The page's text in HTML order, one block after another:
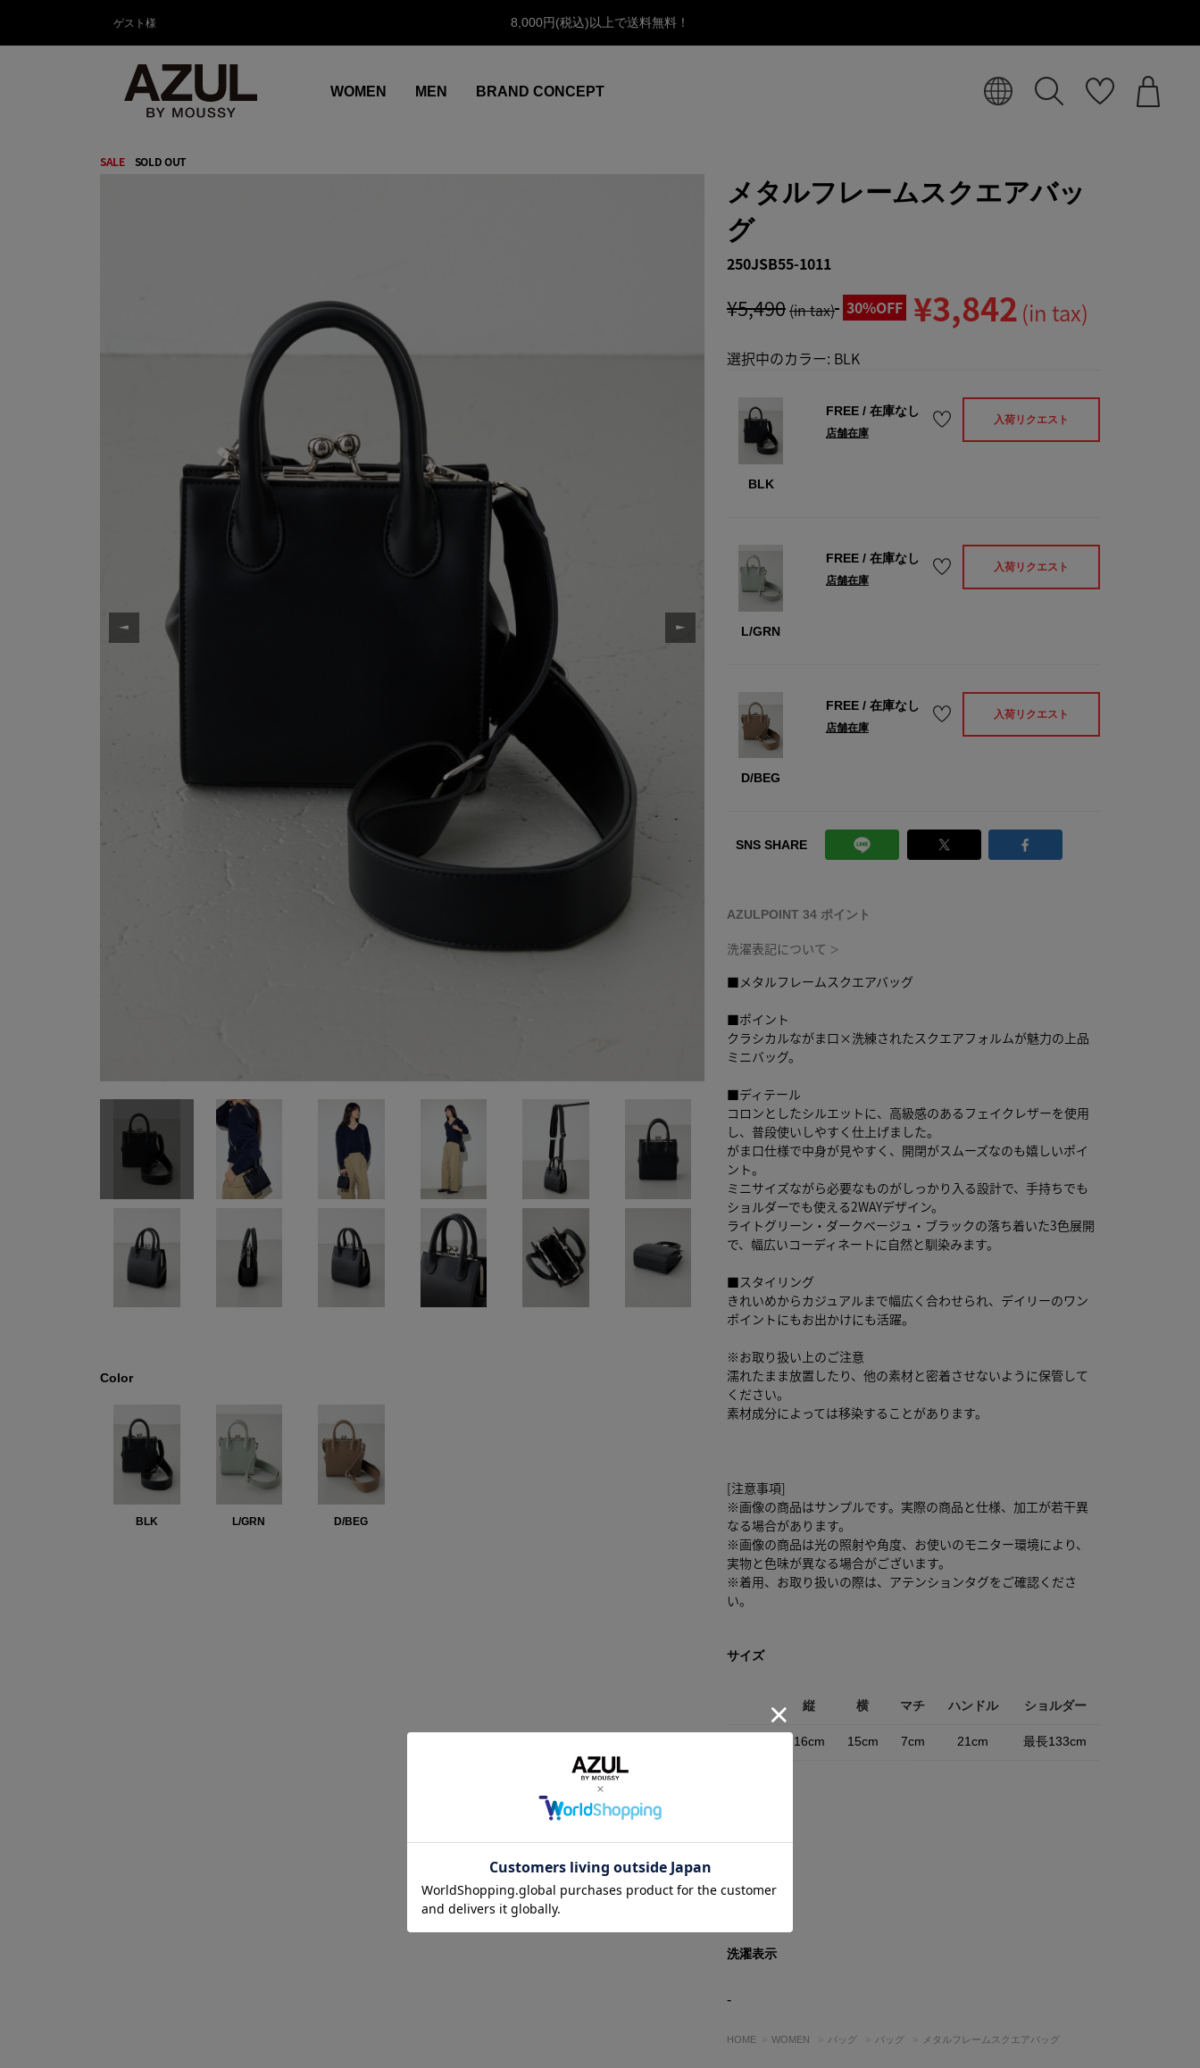
ゲスト様 8,000円(税込)以上で送料無料！
WOMEN MEN BRAND CONCEPT
SALE SOLD OUT
Color
BLK L/GRN D/BEG
メタルフレームスクエアバッ
グ
250JSB55-1011
¥5,490(in tax) 30%OFF ¥3,842 (in tax)
選択中のカラー: BLK
BLK
FREE/ 在庫なし
店舗在庫
入荷リクエスト
L/GRN
FREE/ 在庫なし
店舗在庫
入荷リクエスト
D/BEG
FREE/ 在庫なし
店舗在庫
入荷リクエスト
SNS SHARE
AZULPOINT 34 ポイント
洗濯表記について ＞
■メタルフレームスクエアバッグ
■ポイント
クラシカルながま口×洗練されたスクエアフォルムが魅力の上品
ミニバッグ。
■ディテール
コロンとしたシルエットに、高級感のあるフェイクレザーを使用
し、普段使いしやすく仕上げました。
がま口仕様で中身が見やすく、開閉がスムーズなのも嬉しいポイ
ント。
ミニサイズながら必要なものがしっかり入る設計で、手持ちでも
ショルダーでも使える2WAYデザイン。
ライトグリーン・ダークベージュ・ブラックの落ち着いた3色展開
で、幅広いコーディネートに自然と馴染みます。
■スタイリング
きれいめからカジュアルまで幅広く合わせられ、デイリーのワン
ポイントにもお出かけにも活躍。
※お取り扱い上のご注意
濡れたまま放置したり、他の素材と密着させないように保管して
ください。
素材成分によっては移染することがあります。
[注意事項]
※画像の商品はサンプルです。実際の商品と仕様、加工が若干異
なる場合があります。
※画像の商品は光の照射や角度、お使いのモニター環境により、
実物と色味が異なる場合がございます。
※着用、お取り扱いの際は、アテンションタグをご確認くださ
い。
サイズ
縦 横 マチ ハンドル ショルダー
16cm 15cm 7cm 21cm 最長133cm
洗濯表示
-
HOME WOMEN バッグ バッグ メタルフレームスクエアバッグ